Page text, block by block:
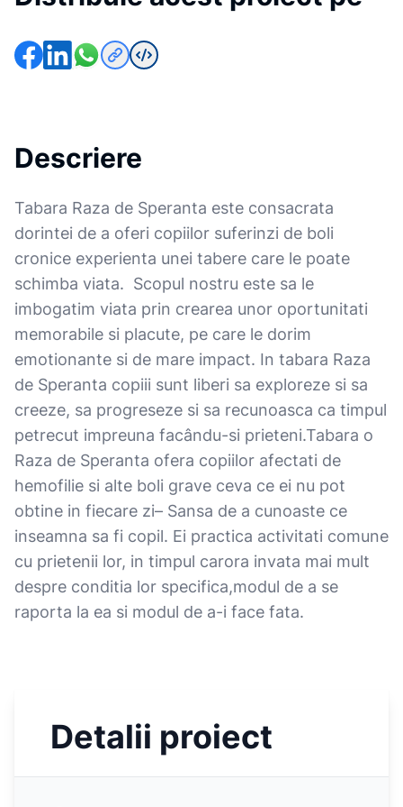
Descriere
Tabara Raza de Speranta este consacrata
dorintei de a oferi copiilor suferinzi de boli
cronice experienta unei tabere care le poate
schimba viata. Scopul nostru este sa le
imbogatim viata prin crearea unor oportunitati
memorabile si placute, pe care le dorim
emotionante si de mare impact. In tabara Raza
de Speranta copiii sunt liberi sa exploreze si sa
creeze, sa progreseze si sa recunoasca ca timpul
petrecut impreuna facându-si prieteni.Tabara o
Raza de Speranta ofera copiilor afectati de
hemofilie si alte boli grave ceva ce ei nu pot
obtine in fiecare zi– Sansa de a cunoaste ce
inseamna sa fi copil. Ei practica activitati comune
cu prietenii lor, in timpul carora invata mai mult
despre conditia lor specifica,modul de a se
raporta la ea si modul de a-i face fata.
Detalii proiect